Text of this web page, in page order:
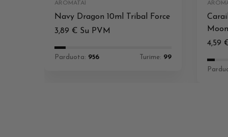
AROMATAI
Navy Dragon 10ml Tribal Force
3,89 € Su PVM
Parduota: 956 Turime: 99
Moon
4,59